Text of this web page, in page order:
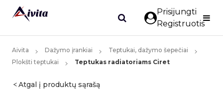
Prisijungti
Registruotis
Aivita Dažymo įrankiai
Teptukai, dažymo šepečiai
Plokšti teptukai
Teptukas radiatoriams Ciret
Atgal į produktų sąrašą